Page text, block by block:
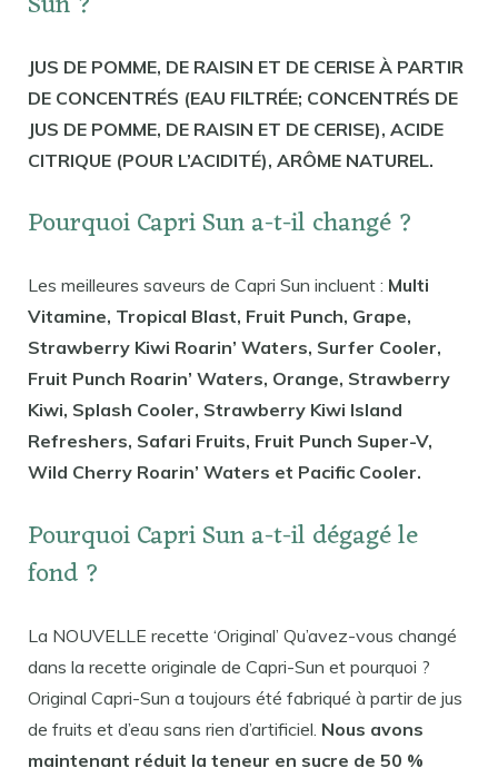
JUS DE POMME, DE RAISIN ET DE CERISE À PARTIR
DE CONCENTRÉS (EAU FILTRÉE; CONCENTRÉS DE
JUS DE POMME, DE RAISIN ET DE CERISE), ACIDE
CITRIQUE (POUR L’ACIDITÉ), ARÔME NATUREL.
Pourquoi Capri Sun a-t-il changé ?
Les meilleures saveurs de Capri Sun incluent : Multi
Vitamine, Tropical Blast, Fruit Punch, Grape,
Strawberry Kiwi Roarin’ Waters, Surfer Cooler,
Fruit Punch Roarin’ Waters, Orange, Strawberry
Kiwi, Splash Cooler, Strawberry Kiwi Island
Refreshers, Safari Fruits, Fruit Punch Super-V,
Wild Cherry Roarin’ Waters et Pacific Cooler.
Pourquoi Capri Sun a-t-il dégagé le
fond ?
La NOUVELLE recette ‘Original’ Qu’avez-vous changé
dans la recette originale de Capri-Sun et pourquoi ?
Original Capri-Sun a toujours été fabriqué à partir de jus
de fruits et d’eau sans rien d’artificiel. Nous avons
maintenant réduit la teneur en sucre de 50 %